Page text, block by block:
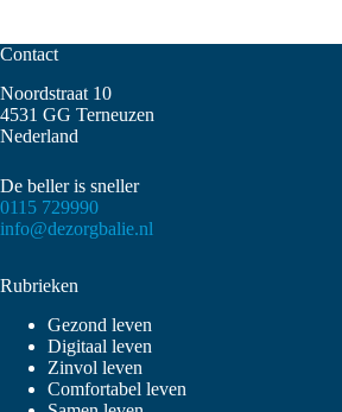
Contact
Noordstraat 10
4531 GG Terneuzen
Nederland
De beller is sneller
0115 729990
info@dezorgbalie.nl
Rubrieken
Gezond leven
Digitaal leven
Zinvol leven
Comfortabel leven